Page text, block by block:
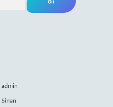
admin
Sinan